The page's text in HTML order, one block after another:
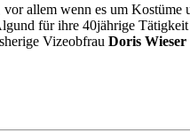
allem wenn es um Kostüme
für ihre 40jährige
Vizeobfrau Doris